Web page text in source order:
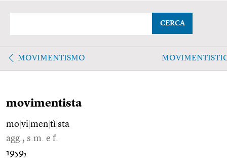
CERCA
MOVIMENTISMO
movimentista
mo vi men tì sta
agg., s.m. e f.
1959;